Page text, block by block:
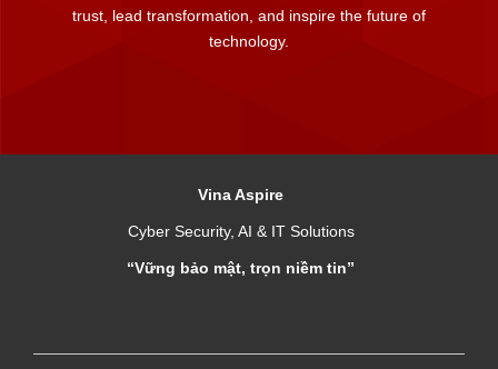
trust, lead transformation, and inspire the future of
technology.
Vina Aspire
Cyber Security, AI & IT Solutions
“Vững bảo mật, trọn niềm tin”